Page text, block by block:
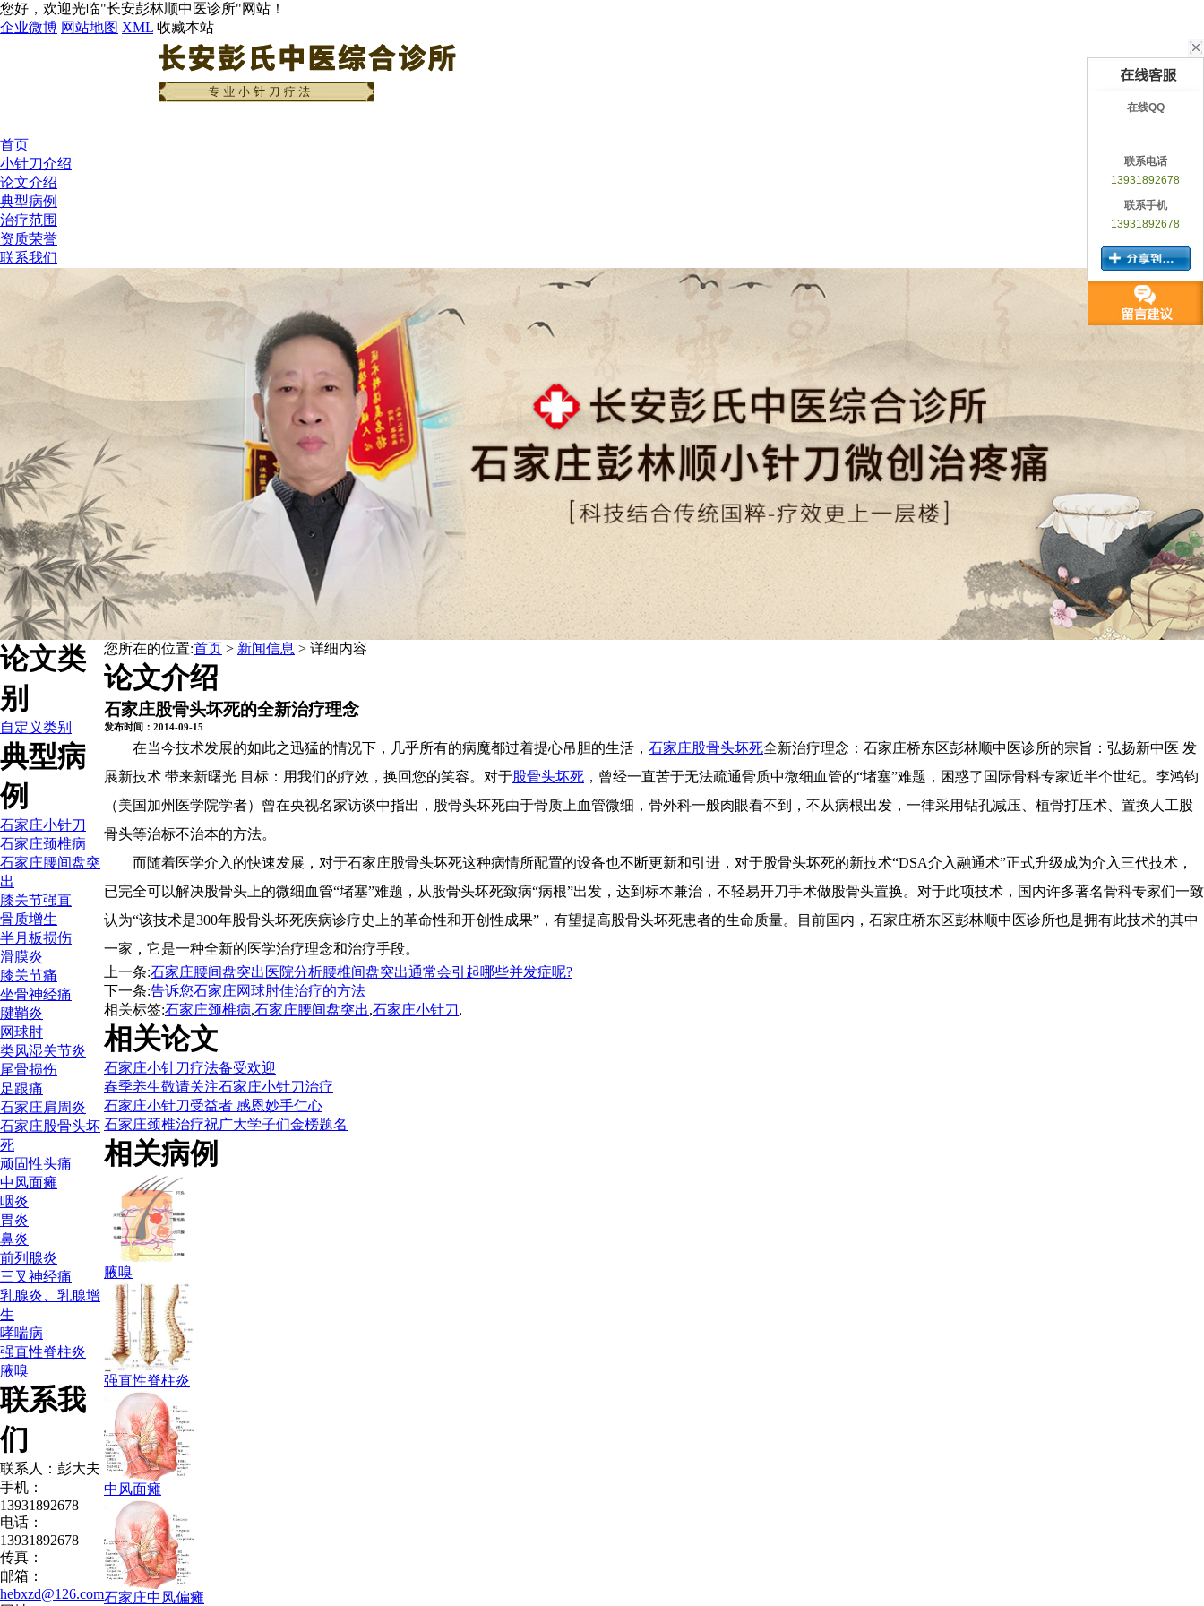
您好，欢迎光临"长安彭林顺中医诊所"网站！
企业微博 网站地图 XML 收藏本站
首页
小针刀介绍
论文介绍
典型病例
治疗范围
资质荣誉
联系我们
论文类
别
自定义类别
典型病
例
石家庄小针刀
石家庄颈椎病
石家庄腰间盘突
出
膝关节强直
骨质增生
半月板损伤
滑膜炎
膝关节痛
坐骨神经痛
腱鞘炎
网球肘
类风湿关节炎
尾骨损伤
足跟痛
石家庄肩周炎
石家庄股骨头坏
死
顽固性头痛
中风面瘫
咽炎
胃炎
鼻炎
前列腺炎
三叉神经痛
乳腺炎、乳腺增
生
哮喘病
强直性脊柱炎
腋嗅
联系我
们
联系人：彭大夫
手机：
13931892678
电话：
13931892678
传真：
邮箱：
hebxzd@126.com
您所在的位置:首页 > 新闻信息 > 详细内容
论文介绍
石家庄股骨头坏死的全新治疗理念
发布时间：2014-09-15
在当今技术发展的如此之迅猛的情况下，几乎所有的病魔都过着提心吊胆的生活， 石家庄股骨头坏死全新治疗理念： 石家庄桥东区彭林顺中医诊所的宗旨：弘扬新中医 发
展新技术 带来新曙光 目标：用我们的疗效，换回您的笑容。对于股骨头坏死 ，曾经一直苦于无法疏通骨质中微细血管的“堵塞”难题，困惑了国际骨科专家近半个世纪。李鸿钧
（美国加州医学院学者）曾在央视名家访谈中指出，股骨头坏死由于骨质上血管微细，骨外科一般肉眼看不到，不从病根出发，一律采用钻孔减压、植骨打压术、置换人工股
骨头等治标不治本的方法。
而随着医学介入的快速发展，对于石家庄股骨头坏死这种病情所配置的设备也不断更新和引进，对于股骨头坏死的新技术“DSA介入融通术”正式升级成为介入三代技术，
已完全可以解决股骨头上的微细血管“堵塞”难题，从股骨头坏死致病“病根”出发，达到标本兼治，不轻易开刀手术做股骨头置换。对于此项技术，国内许多著名骨科专家们一致
认为“该技术是300年股骨头坏死疾病诊疗史上的革命性和开创性成果”，有望提高股骨头坏死患者的生命质量。目前国内， 石家庄桥东区彭林顺中医诊所也是拥有此技术的其中
一家，它是一种全新的医学治疗理念和治疗手段。
上一条:石家庄腰间盘突出医院分析腰椎间盘突出通常会引起哪些并发症呢?
下一条:告诉您石家庄网球肘佳治疗的方法
相关标签:石家庄颈椎病,石家庄腰间盘突出,石家庄小针刀,
相关论文
石家庄小针刀疗法备受欢迎
春季养生敬请关注石家庄小针刀治疗
石家庄小针刀受益者 感恩妙手仁心
石家庄颈椎治疗祝广大学子们金榜题名
相关病例
腋嗅
强直性脊柱炎
中风面瘫
石家庄中风偏瘫
在线QQ
联系电话
13931892678
联系手机
13931892678